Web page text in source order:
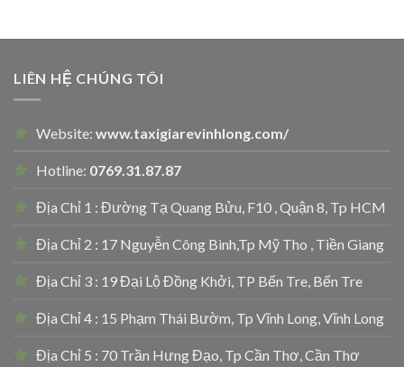
LIÊN HỆ CHÚNG TÔI
Website: www.taxigiarevinhlong.com/
Hotline: 0769.31.87.87
Địa Chỉ 1 : Đường Tạ Quang Bửu, F10 , Quận 8, Tp HCM
Địa Chỉ 2 : 17 Nguyễn Công Bình,Tp Mỹ Tho , Tiền Giang
Địa Chỉ 3 : 19 Đại Lộ Đồng Khởi, TP Bến Tre, Bến Tre
Địa Chỉ 4 : 15 Phạm Thái Bườm, Tp Vĩnh Long, Vĩnh Long
Địa Chỉ 5 : 70 Trần Hưng Đạo, Tp Cần Thơ, Cần Thơ